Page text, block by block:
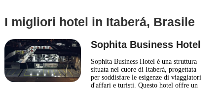
I migliori hotel in Itaberá, Brasile
Sophita Business Hotel
Sophita Business Hotel è una struttura
situata nel cuore di Itaberá, progettata
per soddisfare le esigenze di viaggiatori
d'affari e turisti. Questo hotel offre un